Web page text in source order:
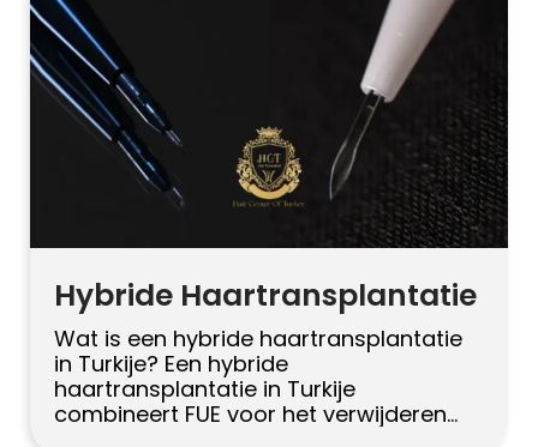
Hybride Haartransplantatie
Wat is een hybride haartransplantatie
in Turkije? Een hybride
haartransplantatie in Turkije
combineert FUE voor het verwijderen